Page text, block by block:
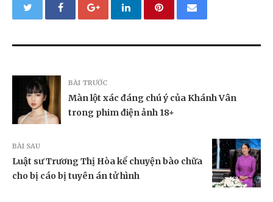
BÀI TRƯỚC
Màn lột xác đáng chú ý của Khánh Vân
trong phim điện ảnh 18+
BÀI SAU
Luật sư Trương Thị Hòa kể chuyện bào chữa
cho bị cáo bị tuyên án tử hình